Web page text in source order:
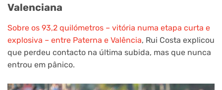
Valenciana
Sobre os 93,2 quilómetros – vitória numa etapa curta e
explosiva – entre Paterna e Valência, Rui Costa explicou
que perdeu contacto na última subida, mas que nunca
entrou em pânico.